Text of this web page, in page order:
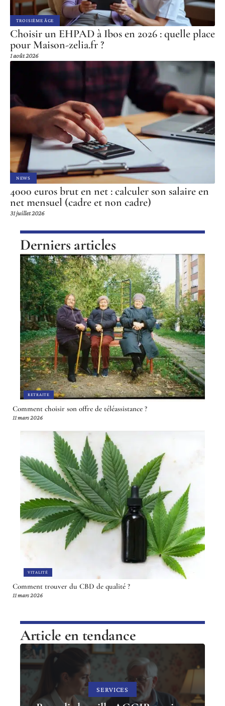
TROISIÈME ÂGE
Choisir un EHPAD à Ibos en 2026 : quelle place
pour Maison-zelia.fr ?
1 août 2026
NEWS
4000 euros brut en net : calculer son salaire en
net mensuel (cadre et non cadre)
31 juillet 2026
Derniers articles
RETRAITE
Comment choisir son offre de téléassistance ?
11 mars 2026
VITALITÉ
Comment trouver du CBD de qualité ?
11 mars 2026
Article en tendance
SERVICES